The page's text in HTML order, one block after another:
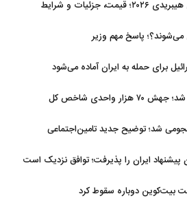
پاسخ مهم وزیر
واحدی شاخص کل
شد؛ توضیح جدید تامین‌اجتماعی
پیشنهاد ایران را پذیرفت؛ توافق نزدیک است
بیت‌کوین دوباره سقوط کرد